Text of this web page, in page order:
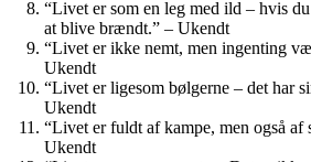
“Livet er som en leg med ild – hvis
at blive brændt.” – Ukendt
“Livet er ikke nemt, men ingenting
Ukendt
“Livet er ligesom bølgerne – det har
Ukendt
“Livet er fuldt af kampe, men også af
Ukendt